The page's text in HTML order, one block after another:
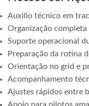
Auxílio técnico em
Organização completa
Suporte operacional
Preparação da rotina
Orientação no grid e
Acompanhamento
Ajustes rápidos entre